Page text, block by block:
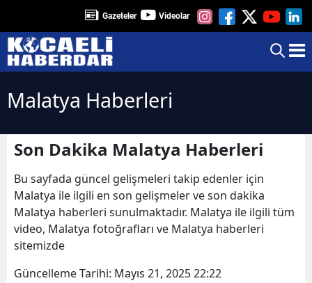
Gazeteler Videolar
Malatya Haberleri
Son Dakika Malatya Haberleri
Bu sayfada güncel gelişmeleri takip edenler için
Malatya ile ilgili en son gelişmeler ve son dakika
Malatya haberleri sunulmaktadır. Malatya ile ilgili tüm
video, Malatya fotoğrafları ve Malatya haberleri
sitemizde
Güncelleme Tarihi: Mayıs 21, 2025 22:22